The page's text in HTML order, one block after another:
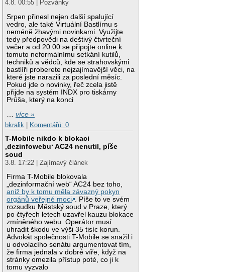
4.8. 00:55 | Pozvánky
Srpen přinesl nejen další spalující
vedro, ale také Virtuální Bastlírnu s
neméně žhavými novinkami. Využijte
tedy předpovědi na deštivý čtvrteční
večer a od 20:00 se připojte online k
tomuto neformálnímu setkání kutilů,
techniků a vědců, kde se strahovskými
bastlíři proberete nejzajímavější věci, na
které jste narazili za poslední měsíc.
Pokud jde o novinky, řeč zcela jistě
přijde na systém INDX pro tiskárny
Průša, který na konci
…více »
bkralik
Komentářů: 0
T-Mobile nikdo k blokaci
‚dezinfowebu‘ AC24 nenutil, píše
soud
3.8. 17:22 | Zajímavý článek
Firma T-Mobile blokovala
„dezinformační web“ AC24 bez toho,
aniž by k tomu měla závazný pokyn
orgánů veřejné moci . Píše to ve svém
rozsudku Městský soud v Praze, který
po čtyřech letech uzavřel kauzu blokace
zmíněného webu. Operátor musí
uhradit škodu ve výši 35 tisíc korun.
Advokát společnosti T-Mobile se snažil i
u odvolacího senátu argumentovat tím,
že firma jednala v dobré víře, když na
stránky omezila přístup poté, co ji k
tomu vyzvalo